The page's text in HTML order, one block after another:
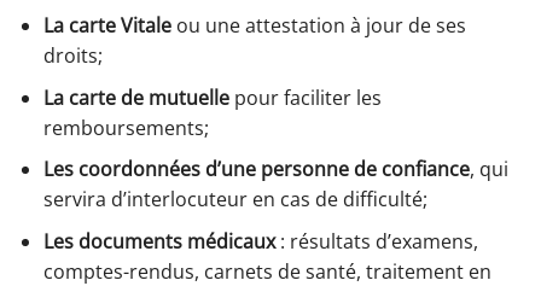
La carte Vitaleou une attestation à jour de ses
droits;
La carte de mutuellepour faciliter les
remboursements;
Les coordonnées d’une personne de confiance, qui
servira d’interlocuteur en cas de difficulté;
Les documents médicaux: résultats d’examens,
comptes-rendus, carnets de santé, traitement en